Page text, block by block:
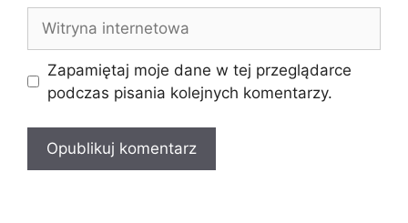
internetowa
Zapamiętaj moje dane w tej przeglądarce
podczas pisania kolejnych komentarzy.